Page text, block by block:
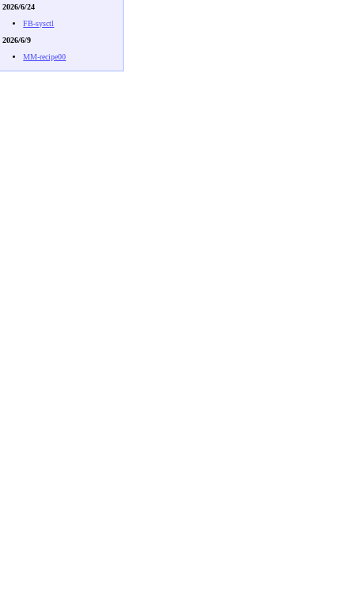
2026/6/24
FB-sysctl
2026/6/9
MM-recipe00